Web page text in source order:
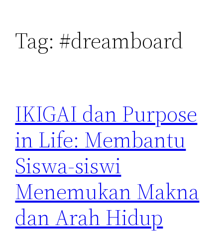
Tag: #dreamboard
IKIGAI dan Purpose
in Life: Membantu
Siswa-siswi
Menemukan Makna
dan Arah Hidup